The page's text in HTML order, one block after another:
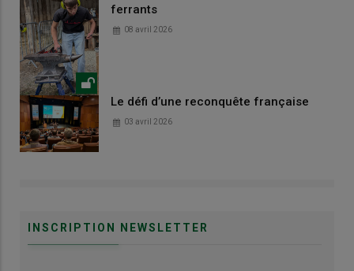
ferrants
08 avril 2026
Le défi d’une reconquête française
03 avril 2026
INSCRIPTION NEWSLETTER